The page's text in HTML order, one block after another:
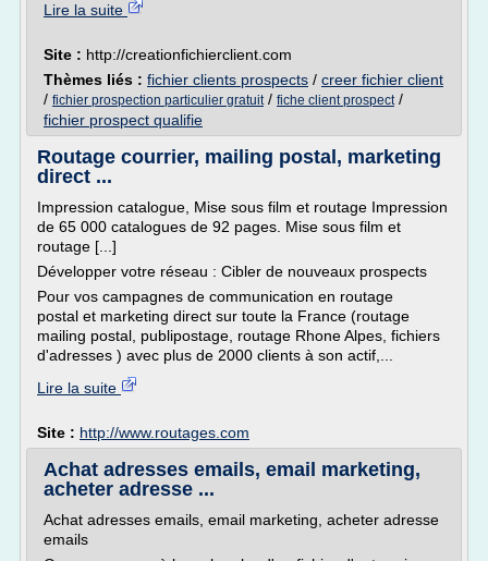
Lire la suite
Site : http://creationfichierclient.com
Thèmes liés : fichier clients prospects / creer fichier client
/ fichier prospection particulier gratuit/ fiche client prospect/
fichier prospect qualifie
Routage courrier, mailing postal, marketing
direct ...
Impression catalogue, Mise sous film et routage Impression
de 65 000 catalogues de 92 pages. Mise sous film et
routage [...]
Développer votre réseau : Cibler de nouveaux prospects
Pour vos campagnes de communication en routage
postal et marketing direct sur toute la France (routage
mailing postal, publipostage, routage Rhone Alpes, fichiers
d'adresses ) avec plus de 2000 clients à son actif,...
Lire la suite
Site : http://www.routages.com
Achat adresses emails, email marketing,
acheter adresse ...
Achat adresses emails, email marketing, acheter adresse
emails